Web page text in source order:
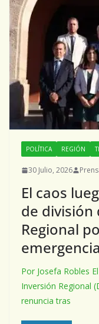
POLÍTICA REGIÓN
30 Julio, 2026
El caos
de división
Regional
emergencia
Por Josefa Robles
Inversión Regional
renuncia tras